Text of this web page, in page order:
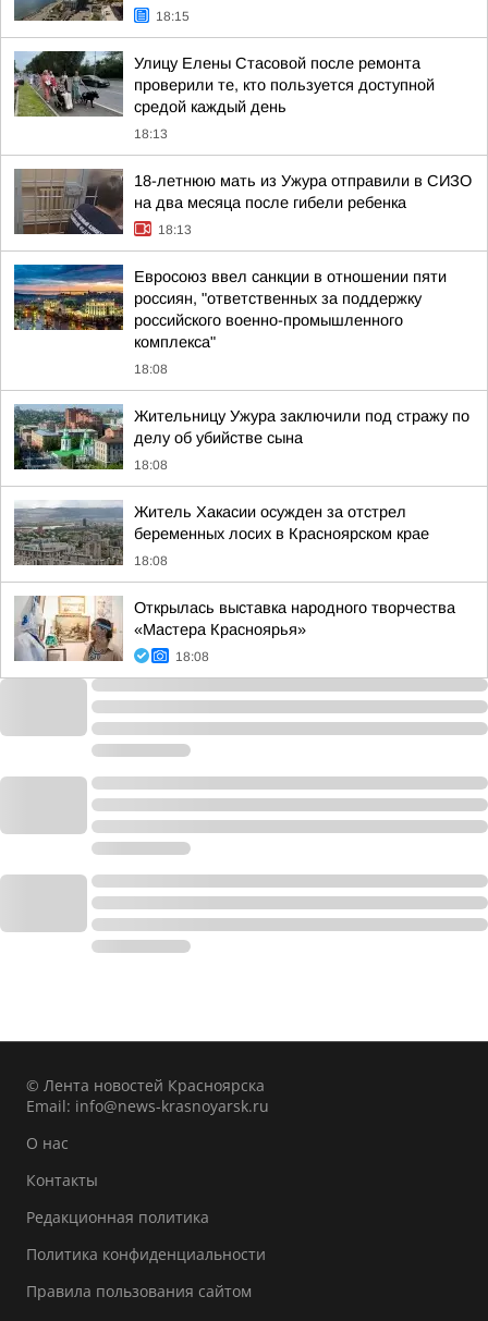
18:15
Улицу Елены Стасовой после ремонта
проверили те, кто пользуется доступной
средой каждый день
18:13
18-летнюю мать из Ужура отправили в СИЗО
на два месяца после гибели ребенка
18:13
Евросоюз ввел санкции в отношении пяти
россиян, "ответственных за поддержку
российского военно-промышленного
комплекса"
18:08
Жительницу Ужура заключили под стражу по
делу об убийстве сына
18:08
Житель Хакасии осужден за отстрел
беременных лосих в Красноярском крае
18:08
Открылась выставка народного творчества
«Мастера Красноярья»
18:08
© Лента новостей Красноярска
Email: info@news-krasnoyarsk.ru
О нас
Контакты
Редакционная политика
Политика конфиденциальности
Правила пользования сайтом